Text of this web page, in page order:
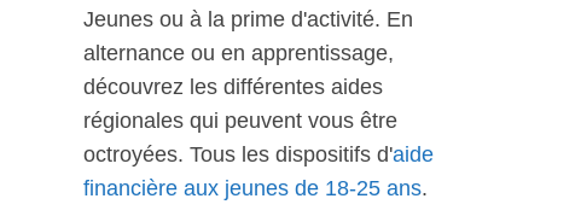
Jeunes ou à la prime d'activité. En
alternance ou en apprentissage,
découvrez les différentes aides
régionales qui peuvent vous être
octroyées. Tous les dispositifs d'aide
financière aux jeunes de 18-25 ans.